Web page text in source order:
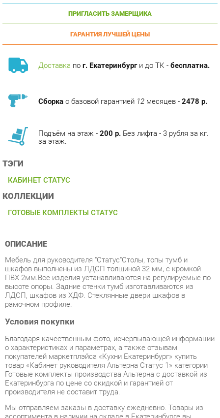
ГАРАНТИЯ ЛУЧШЕЙ ЦЕНЫ
Доставкапог. Екатеринбурги до ТК -бесплатна.
ТЭГИ
ОПИСАНИЕ
шкафов выполнены из ЛДСП толщиной 32 мм, с кромкой
ПВХ 2мм.Все изделия устанавливаются на регулируемые по
высоте опоры. Задние стенки тумб изготавливаются из
ЛДСП, шкафов из ХДФ. Стеклянные двери шкафов в
рамочном профиле.
Условия покупки
Благодаря качественным фото, исчерпывающей информации
покупателей маркетплэйса «Кухни Екатеринбург» купить
Готовые комплекты производства Альтерна с доставкой из
Екатеринбурга по цене со скидкой и гарантией от
производителя не составит труда.
Мы отправляем заказы в доставку ежедневно. Товары из
ассортимента в наличии на складе в Екатеринбурге вы
получите не позднее48-ми часовс момента оформления
и сборку мебельных изделий.